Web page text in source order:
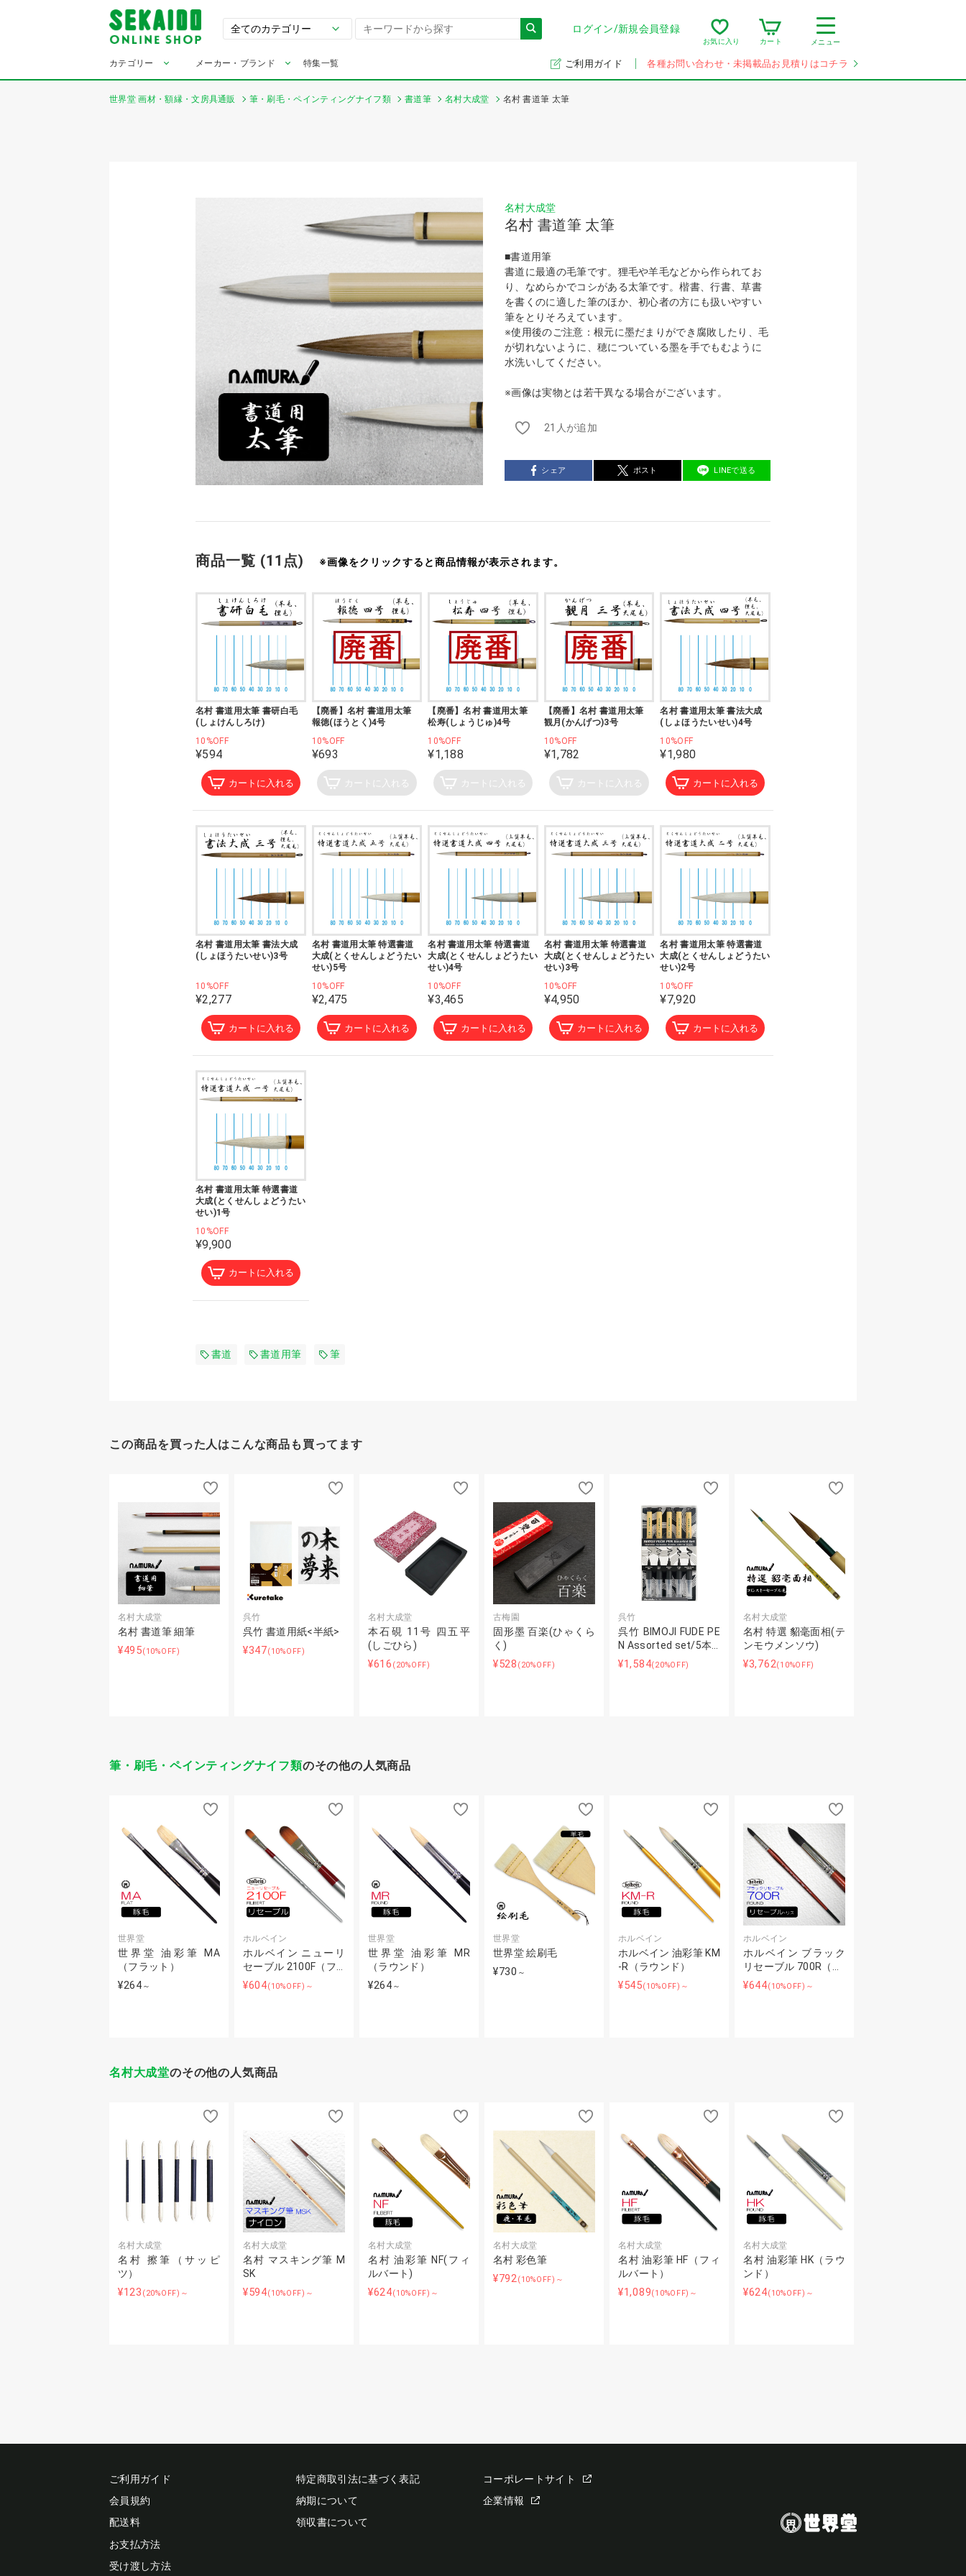
ログイン/新規会員登録
お気に入り カート メニュー
カテゴリー メーカー・ブランド 特集一覧 ご利用ガイド 各種お問い合わせ・未掲載品お見積りはコチラ
世界堂 画材・額縁・文房具通販 筆・刷毛・ペインティングナイフ類 書道筆 名村大成堂 名村 書道筆 太筆
名村大成堂
名村 書道筆 太筆
■書道用筆
書道に最適の毛筆です。狸毛や羊毛などから作られてお
り、なめらかでコシがある太筆です。楷書、行書、草書
を書くのに適した筆のほか、初心者の方にも扱いやすい
筆をとりそろえています。
※使用後のご注意：根元に墨だまりができ腐敗したり、毛
が切れないように、穂についている墨を手でもむように
水洗いしてください。
※画像は実物とは若干異なる場合がございます。
21人が追加
シェア ポスト LINEで送る
商品一覧 (11点) ※画像をクリックすると商品情報が表示されます。
名村 書道用太筆 書研白毛
(しょけんしろけ)
10%OFF
¥594
カートに入れる
【廃番】名村 書道用太筆
報徳(ほうとく)4号
10%OFF
¥693
カートに入れる
【廃番】名村 書道用太筆
松寿(しょうじゅ)4号
10%OFF
¥1,188
カートに入れる
【廃番】名村 書道用太筆
観月(かんげつ)3号
10%OFF
¥1,782
カートに入れる
名村 書道用太筆 書法大成
(しょほうたいせい)4号
10%OFF
¥1,980
カートに入れる
名村 書道用太筆 書法大成
(しょほうたいせい)3号
10%OFF
¥2,277
カートに入れる
名村 書道用太筆 特選書道
大成(とくせんしょどうたい
せい)5号
10%OFF
¥2,475
カートに入れる
名村 書道用太筆 特選書道
大成(とくせんしょどうたい
せい)4号
10%OFF
¥3,465
カートに入れる
名村 書道用太筆 特選書道
大成(とくせんしょどうたい
せい)3号
10%OFF
¥4,950
カートに入れる
名村 書道用太筆 特選書道
大成(とくせんしょどうたい
せい)2号
10%OFF
¥7,920
カートに入れる
名村 書道用太筆 特選書道
大成(とくせんしょどうたい
せい)1号
10%OFF
¥9,900
カートに入れる
書道 書道用筆 筆
この商品を買った人はこんな商品も買ってます
名村大成堂
名村 書道筆 細筆
¥495(10%OFF)
呉竹
呉竹 書道用紙<半紙>
¥347(10%OFF)
名村大成堂
本石硯 11号 四五平
(しごひら)
¥616 (20%OFF)
古梅園
固形墨 百楽(ひゃくら
く)
¥528 (20%OFF)
呉竹
呉竹 BIMOJI FUDE PE
N Assorted set/5本…
¥1,584(20%OFF)
名村大成堂
名村 特選 貂毫面相(テ
ンモウメンソウ)
¥3,762(10%OFF)
筆・刷毛・ペインティングナイフ類のその他の人気商品
世界堂
世界堂 油彩筆 MA
（フラット）
¥264 ～
ホルベイン
ホルベイン ニューリ
セーブル 2100F（フ…
¥604(10%OFF)～
世界堂
世界堂 油彩筆 MR
（ラウンド）
¥264 ～
世界堂
世界堂 絵刷毛
¥730 ～
ホルベイン
ホルベイン 油彩筆 KM
-R（ラウンド）
¥545(10%OFF)～
ホルベイン
ホルベイン ブラック
リセーブル 700R（…
¥644(10%OFF)～
名村大成堂のその他の人気商品
名村大成堂
名村 擦筆（サッピ
ツ）
¥123 (20%OFF)～
名村大成堂
名村 マスキング筆 M
SK
¥594(10%OFF)～
名村大成堂
名村 油彩筆 NF(フィ
ルバート)
¥624(10%OFF)～
名村大成堂
名村 彩色筆
¥792(10%OFF)～
名村大成堂
名村 油彩筆 HF（フィ
ルバート）
¥1,089(10%OFF)～
名村大成堂
名村 油彩筆 HK（ラウ
ンド）
¥624(10%OFF)～
ご利用ガイド
会員規約
配送料
お支払方法
受け渡し方法
特定商取引法に基づく表記
納期について
領収書について
コーポレートサイト
企業情報